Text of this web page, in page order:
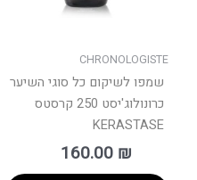
CHRONOLOGISTE
שמפו לשיקום כל סוגי השיער
כרונולוג'יסט 250 קרסטס
KERASTASE
160.00 ₪